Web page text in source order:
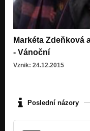
Markéta Zdeňková
- Vánoční
Vznik: 24.12.2015
Poslední názory